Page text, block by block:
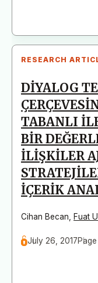
RESEARCH
DİYALOG
TABANLI
BİR
İLİŞKİLER
İÇERİK
Cihan Becan Fuat
July 26, 2017